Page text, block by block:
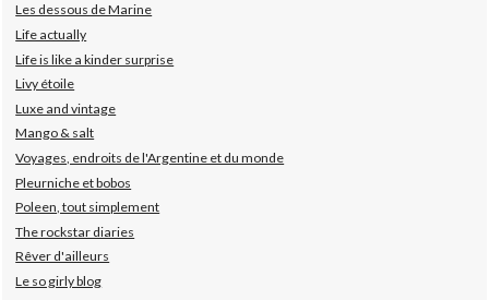
Les dessous de Marine
Life actually
Life is like a kinder surprise
Livy étoile
Luxe and vintage
Mango & salt
Voyages, endroits de l'Argentine et du monde
Pleurniche et bobos
Poleen, tout simplement
The rockstar diaries
Rêver d'ailleurs
Le so girly blog